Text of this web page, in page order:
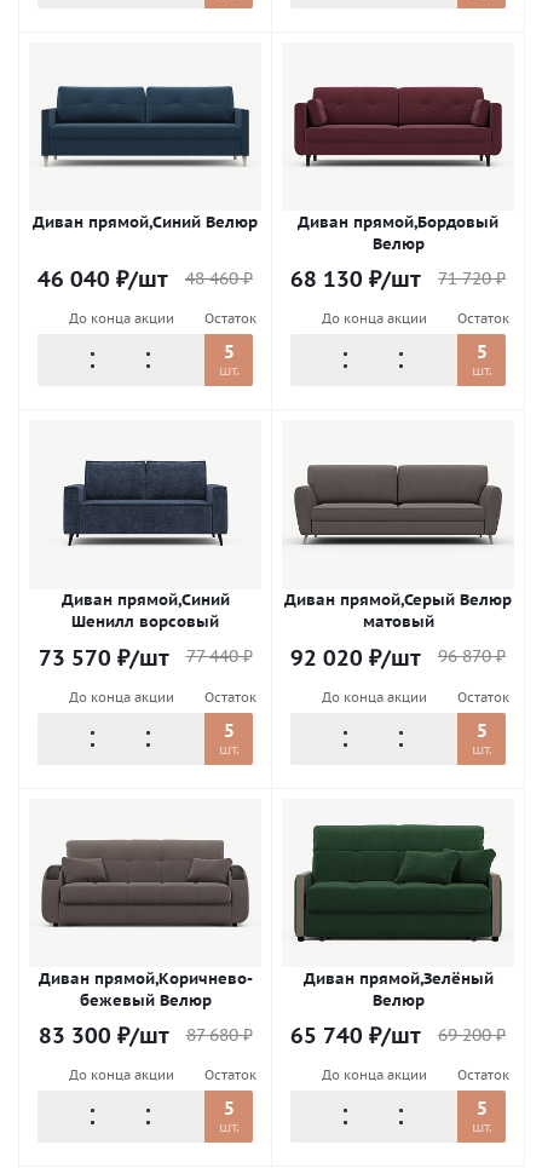
Диван прямой,Синий Велюр
46 040 ₽/шт 48 460₽
До конца акции Остаток
5
шт.
Диван прямой,Бордовый
Велюр
68 130 ₽/шт 71 720₽
До конца акции Остаток
5
шт.
Диван прямой,Синий
Шенилл ворсовый
73 570 ₽/шт 77 440₽
До конца акции Остаток
5
шт.
Диван прямой,Серый Велюр
матовый
92 020 ₽/шт 96 870₽
До конца акции Остаток
5
шт.
Диван прямой,Коричнево-
бежевый Велюр
83 300 ₽/шт 87 680₽
До конца акции Остаток
5
шт.
Диван прямой,Зелёный
Велюр
65 740 ₽/шт 69 200₽
До конца акции Остаток
5
шт.